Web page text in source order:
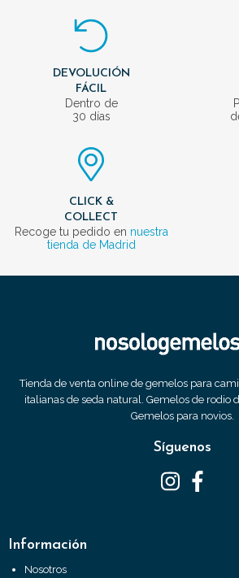
DEVOLUCIÓN
FÁCIL
Dentro de
30 días
CLICK &
COLLECT
Recoge tu pedido en nuestra
tienda de Madrid
Tienda de venta online de gemelos para
italianas de seda natural. Gemelos de rodio
Gemelos para novios.
Síguenos
Información
Nosotros